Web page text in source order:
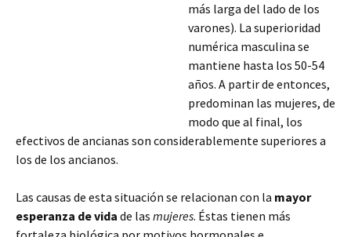
más larga del lado de los
varones). La superioridad
numérica masculina se
mantiene hasta los 50-54
años. A partir de entonces,
predominan las mujeres, de
modo que al final, los
efectivos de ancianas son considerablemente superiores a
los de los ancianos.
Las causas de esta situación se relacionan con la mayor
esperanza de vida de las mujeres. Éstas tienen más